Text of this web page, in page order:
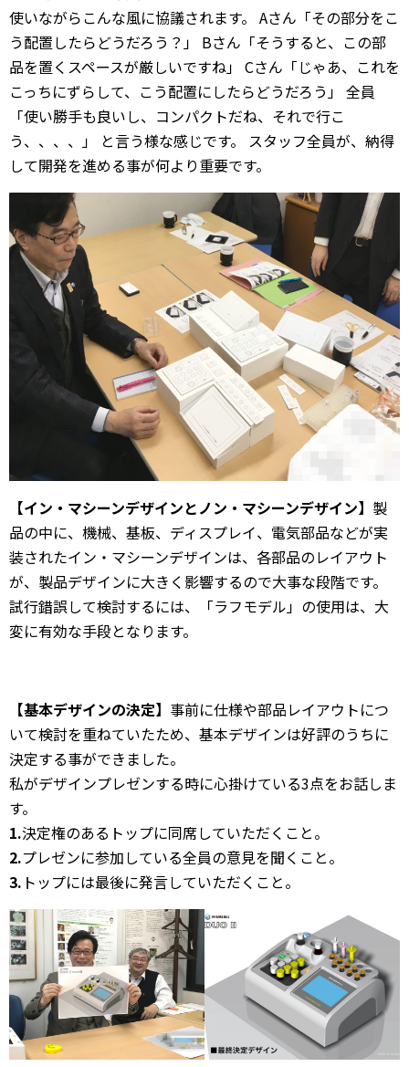
使いながらこんな風に協議されます。 Aさん「その部分をこ
う配置したらどうだろう？」 Bさん「そうすると、この部
品を置くスペースが厳しいですね」 Cさん「じゃあ、これを
こっちにずらして、こう配置にしたらどうだろう」 全員
「使い勝手も良いし、コンパクトだね、それで行こ
う、、、、」 と言う様な感じです。 スタッフ全員が、納得
して開発を進める事が何より重要です。
【イン・マシーンデザインとノン・マシーンデザイン】 製
品の中に、機械、基板、ディスプレイ、電気部品などが実
装されたイン・マシーンデザインは、各部品のレイアウト
が、製品デザインに大きく影響するので大事な段階です。
試行錯誤して検討するには、「ラフモデル」の使用は、大
変に有効な手段となります。
【基本デザインの決定】 事前に仕様や部品レイアウトにつ
いて検討を重ねていたため、基本デザインは好評のうちに
決定する事ができました。
私がデザインプレゼンする時に心掛けている3点をお話しま
す。
1.決定権のあるトップに同席していただくこと。
2.プレゼンに参加している全員の意見を聞くこと。
3. トップには最後に発言していただくこと。